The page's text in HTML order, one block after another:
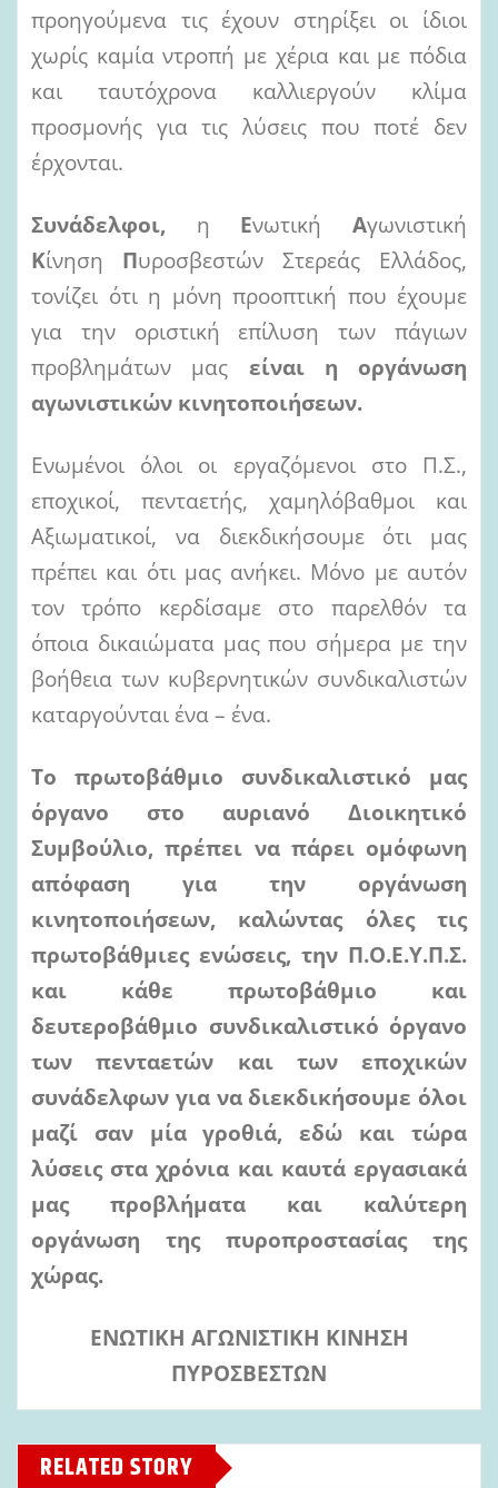
προηγούμενα τις έχουν στηρίξει οι ίδιοι
χωρίς καμία ντροπή με χέρια και με πόδια
και ταυτόχρονα καλλιεργούν κλίμα
προσμονής για τις λύσεις που ποτέ δεν
έρχονται.
Συνάδελφοι, η ΕνωτικήΑγωνιστική
Κίνηση Πυροσβεστών Στερεάς Ελλάδος,
τονίζει ότι η μόνη προοπτική που έχουμε
για την οριστική επίλυση των πάγιων
προβλημάτων μας είναι η οργάνωση
αγωνιστικών κινητοποιήσεων.
Ενωμένοι όλοι οι εργαζόμενοι στο Π.Σ.,
εποχικοί, πενταετής, χαμηλόβαθμοι και
Αξιωματικοί, να διεκδικήσουμε ότι μας
πρέπει και ότι μας ανήκει. Μόνο με αυτόν
τον τρόπο κερδίσαμε στο παρελθόν τα
όποια δικαιώματα μας που σήμερα με την
βοήθεια των κυβερνητικών συνδικαλιστών
καταργούνται ένα – ένα.
Το πρωτοβάθμιο συνδικαλιστικό μας
όργανο στο αυριανό Διοικητικό
Συμβούλιο, πρέπει να πάρει ομόφωνη
απόφαση για την οργάνωση
κινητοποιήσεων, καλώντας όλες τις
πρωτοβάθμιες ενώσεις, την Π.Ο.Ε.Υ.Π.Σ.
και κάθε πρωτοβάθμιο και
δευτεροβάθμιο συνδικαλιστικό όργανο
των πενταετών και των εποχικών
συνάδελφων για να διεκδικήσουμε όλοι
μαζί σαν μία γροθιά, εδώ και τώρα
λύσεις στα χρόνια και καυτά εργασιακά
μας προβλήματα και καλύτερη
οργάνωση της πυροπροστασίας της
χώρας.
ΕΝΩΤΙΚΗ ΑΓΩΝΙΣΤΙΚΗ ΚΙΝΗΣΗ
ΠΥΡΟΣΒΕΣΤΩΝ
RELATED STORY